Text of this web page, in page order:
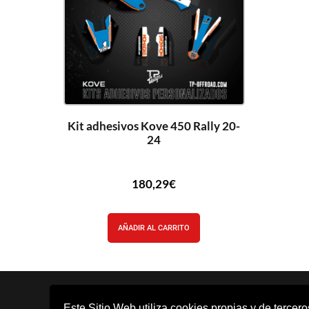
Kit adhesivos Kove 450 Rally 20-
24
180,29€
AÑADIR AL CARRITO